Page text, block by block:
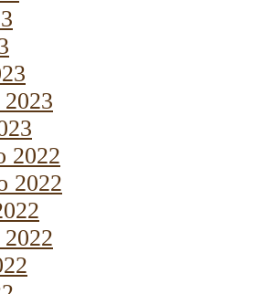
2022
2022